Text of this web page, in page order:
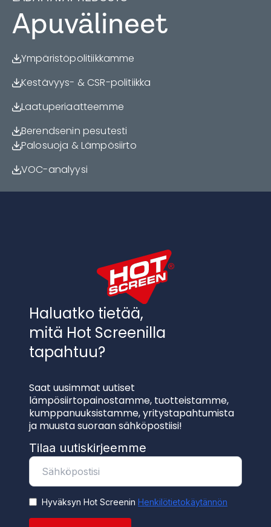
Apuvälineet
Ympäristöpolitiikkamme
Kestävyys- & CSR-politiikka
Laatuperiaatteemme
Berendsenin pesutesti
Palosuoja & Lämpösiirto
VOC-analyysi
Haluatko tietää,
mitä Hot Screenilla
tapahtuu?
Saat uusimmat uutiset
lämpösiirtopainostamme, tuotteistamme,
kumppanuuksistamme, yritystapahtumista
ja muusta suoraan sähköpostiisi!
Tilaa uutiskirjeemme
Hyväksyn Hot Screenin Henkilötietokäytännön